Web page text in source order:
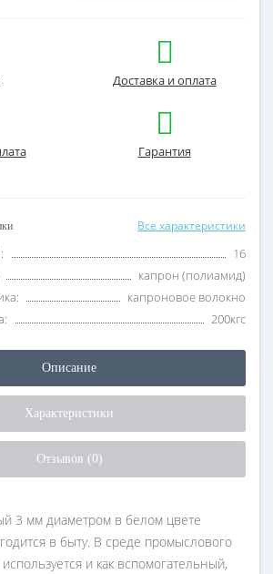
Доставка и оплата
Гарантия
Все характеристики
16
капрон (полиамид)
капроновое волокно
200кгс
Описание
Характеристики
Отзывов (0)
3 мм диаметром в белом цвете
в быту. В среде промыслового
и как вспомогательный,